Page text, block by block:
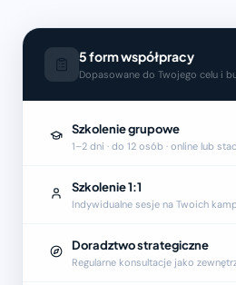
5 form współpracy
Dopasowane do Twojego celu i
Szkolenie grupowe
1–2 dni · do 12 osób · online lub
Szkolenie 1:1
Indywidualne sesje na Twoich
Doradztwo strategiczne
Regularne konsultacje jako